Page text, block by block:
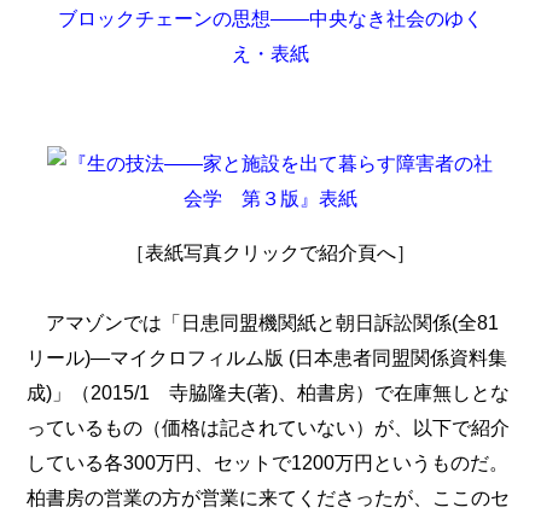
［表紙写真クリックで紹介頁へ］
アマゾンでは「日患同盟機関紙と朝日訴訟関係(全81
リール)―マイクロフィルム版 (日本患者同盟関係資料集
成)」（2015/1 寺脇隆夫(著)、柏書房）で在庫無しとな
っているもの（価格は記されていない）が、以下で紹介
している各300万円、セットで1200万円というものだ。
柏書房の営業の方が営業に来てくださったが、ここのセ